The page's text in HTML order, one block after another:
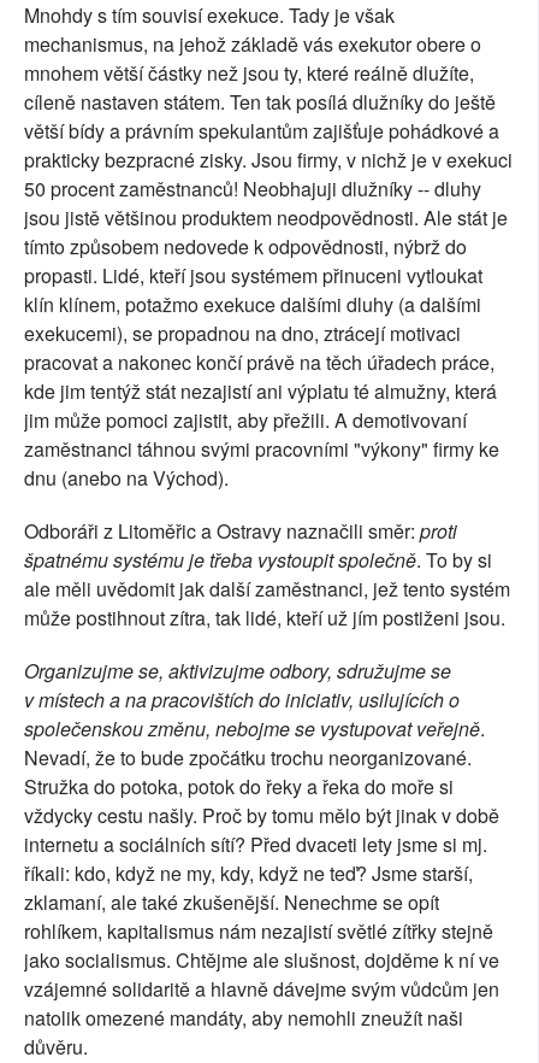
Mnohdy s tím souvisí exekuce. Tady je však
mechanismus, na jehož základě vás exekutor obere o
mnohem větší částky než jsou ty, které reálně dlužíte,
cíleně nastaven státem. Ten tak posílá dlužníky do ještě
větší bídy a právním spekulantům zajišťuje pohádkové a
prakticky bezpracné zisky. Jsou firmy, v nichž je v exekuci
50 procent zaměstnanců! Neobhajuji dlužníky -- dluhy
jsou jistě většinou produktem neodpovědnosti. Ale stát je
tímto způsobem nedovede k odpovědnosti, nýbrž do
propasti. Lidé, kteří jsou systémem přinuceni vytloukat
klín klínem, potažmo exekuce dalšími dluhy (a dalšími
exekucemi), se propadnou na dno, ztrácejí motivaci
pracovat a nakonec končí právě na těch úřadech práce,
kde jim tentýž stát nezajistí ani výplatu té almužny, která
jim může pomoci zajistit, aby přežili. A demotivovaní
zaměstnanci táhnou svými pracovními "výkony" firmy ke
dnu (anebo na Východ).
Odboráři z Litoměřic a Ostravy naznačili směr: proti
špatnému systému je třeba vystoupit společně. To by si
ale měli uvědomit jak další zaměstnanci, jež tento systém
může postihnout zítra, tak lidé, kteří už jím postiženi jsou.
Organizujme se, aktivizujme odbory, sdružujme se
v místech a na pracovištích do iniciativ, usilujících o
společenskou změnu, nebojme se vystupovat veřejně.
Nevadí, že to bude zpočátku trochu neorganizované.
Stružka do potoka, potok do řeky a řeka do moře si
vždycky cestu našly. Proč by tomu mělo být jinak v době
internetu a sociálních sítí? Před dvaceti lety jsme si mj.
říkali: kdo, když ne my, kdy, když ne teď? Jsme starší,
zklamaní, ale také zkušenější. Nenechme se opít
rohlíkem, kapitalismus nám nezajistí světlé zítřky stejně
jako socialismus. Chtějme ale slušnost, dojděme k ní ve
vzájemné solidaritě a hlavně dávejme svým vůdcům jen
natolik omezené mandáty, aby nemohli zneužít naši
důvěru.